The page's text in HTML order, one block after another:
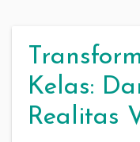
Kelas:
Realitas